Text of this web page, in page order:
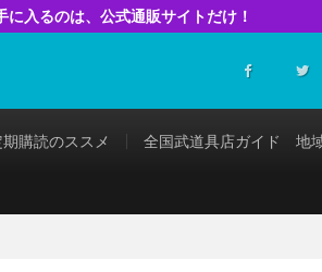
入るのは、公式通販サイトだけ！
期購読のススメ 全国武道具店ガイド 地